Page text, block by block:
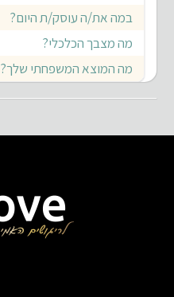
במה את/ה עוסק/ת היום?
מה מצבך הכלכלי?
מה המוצא המשפחתי שלך?